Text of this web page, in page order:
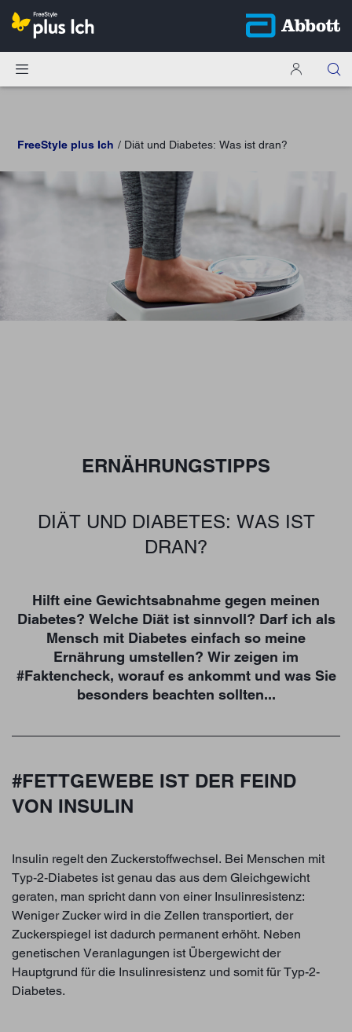
FreeStyle plus Ich Diät und Diabetes: Was ist dran?
ERNÄHRUNGSTIPPS
DIÄT UND DIABETES: WAS IST
DRAN?
Hilft eine Gewichtsabnahme gegen meinen
Diabetes? Welche Diät ist sinnvoll? Darf ich als
Mensch mit Diabetes einfach so meine
Ernährung umstellen? Wir zeigen im
#Faktencheck, worauf es ankommt und was Sie
besonders beachten sollten...
#FETTGEWEBE IST DER FEIND
VON INSULIN
Insulin regelt den Zuckerstoffwechsel. Bei Menschen mit
Typ-2-Diabetes ist genau das aus dem Gleichgewicht
geraten, man spricht dann von einer Insulinresistenz:
Weniger Zucker wird in die Zellen transportiert, der
Zuckerspiegel ist dadurch permanent erhöht. Neben
genetischen Veranlagungen ist Übergewicht der
Hauptgrund für die Insulinresistenz und somit für Typ-2-
Diabetes.